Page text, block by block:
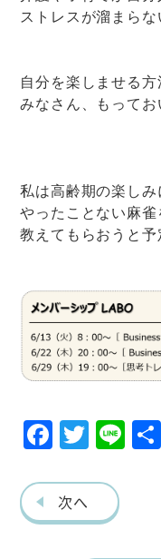
ストレスが溜まら
自分を楽しませる方
みなさん、もってお
私は高齢期の楽しみ
やったことない麻雀
教えてもらおうと
F
eb
o
T
itt
er
Li
次へ